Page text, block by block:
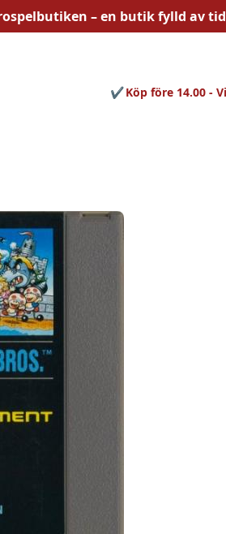
– en butik fylld av
Köp före 14.00 -